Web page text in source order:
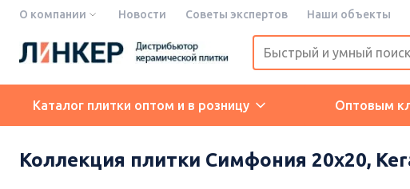
О компании Новости Советы экспертов Наши объекты
Каталог плитки оптом и в розницу Оптовым
Коллекция плитки Симфония 20x20,